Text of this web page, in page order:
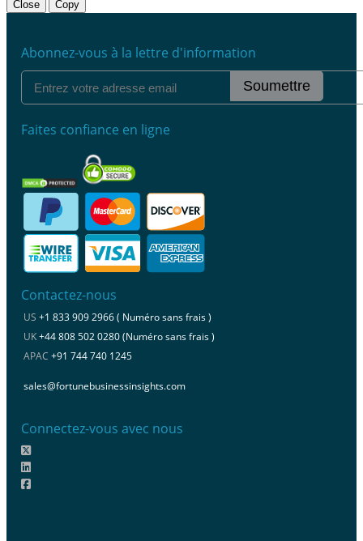
Close Copy
Abonnez-vous à la lettre d'information
Soumettre
Faites confiance en ligne
Contactez-nous
US +1 833 909 2966 ( Numéro sans frais )
UK+44 808 502 0280 (Numéro sans frais )
APAC +91 744 740 1245
sales@fortunebusinessinsights.com
Connectez-vous avec nous